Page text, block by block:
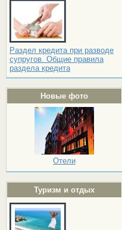
Раздел кредита при разводе
супругов. Общие правила
раздела кредита
Новые фото
Отели
Туризм и отдых